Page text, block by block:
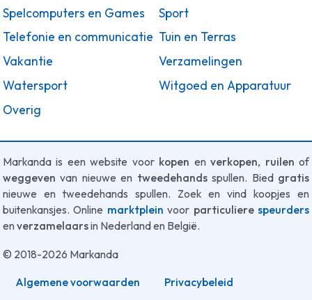
Spelcomputers en Games
Sport
Telefonie en communicatie Tuin en Terras
Vakantie
Verzamelingen
Watersport
Witgoed en Apparatuur
Overig
Markanda is een website voor kopen enverkopen, ruilen of
weggeven van nieuwe en tweedehandsspullen. Bied gratis
nieuwe en tweedehands spullen. Zoek en vind koopjes en
buitenkansjes. Online marktplein voor particulierespeurders
en verzamelaarsin Nederland en België.
© 2018-2026 Markanda
Algemene voorwaarden Privacybeleid